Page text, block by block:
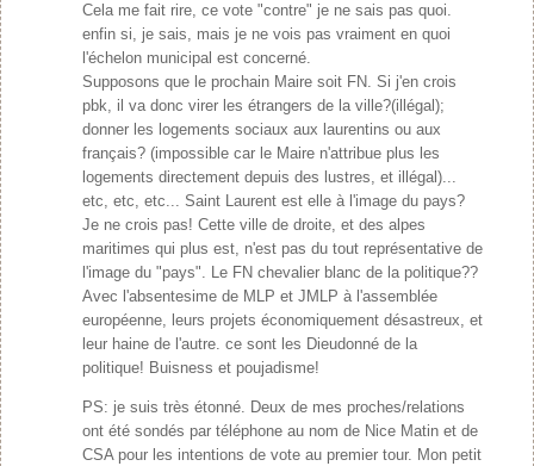
Cela me fait rire, ce vote "contre" je ne sais pas quoi.
enfin si, je sais, mais je ne vois pas vraiment en quoi
l'échelon municipal est concerné.
Supposons que le prochain Maire soit FN. Si j'en crois
pbk, il va donc virer les étrangers de la ville?(illégal);
donner les logements sociaux aux laurentins ou aux
français? (impossible car le Maire n'attribue plus les
logements directement depuis des lustres, et illégal)...
etc, etc, etc... Saint Laurent est elle à l'image du pays?
Je ne crois pas! Cette ville de droite, et des alpes
maritimes qui plus est, n'est pas du tout représentative de
l'image du "pays". Le FN chevalier blanc de la politique??
Avec l'absentesime de MLP et JMLP à l'assemblée
européenne, leurs projets économiquement désastreux, et
leur haine de l'autre. ce sont les Dieudonné de la
politique! Buisness et poujadisme!
PS: je suis très étonné. Deux de mes proches/relations
ont été sondés par téléphone au nom de Nice Matin et de
CSA pour les intentions de vote au premier tour. Mon petit